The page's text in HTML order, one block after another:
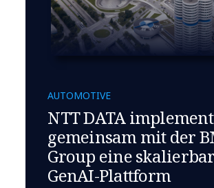
AUTOMOTIVE
NTT DATA
gemeinsam mit der
Group eine
GenAI-Plattform